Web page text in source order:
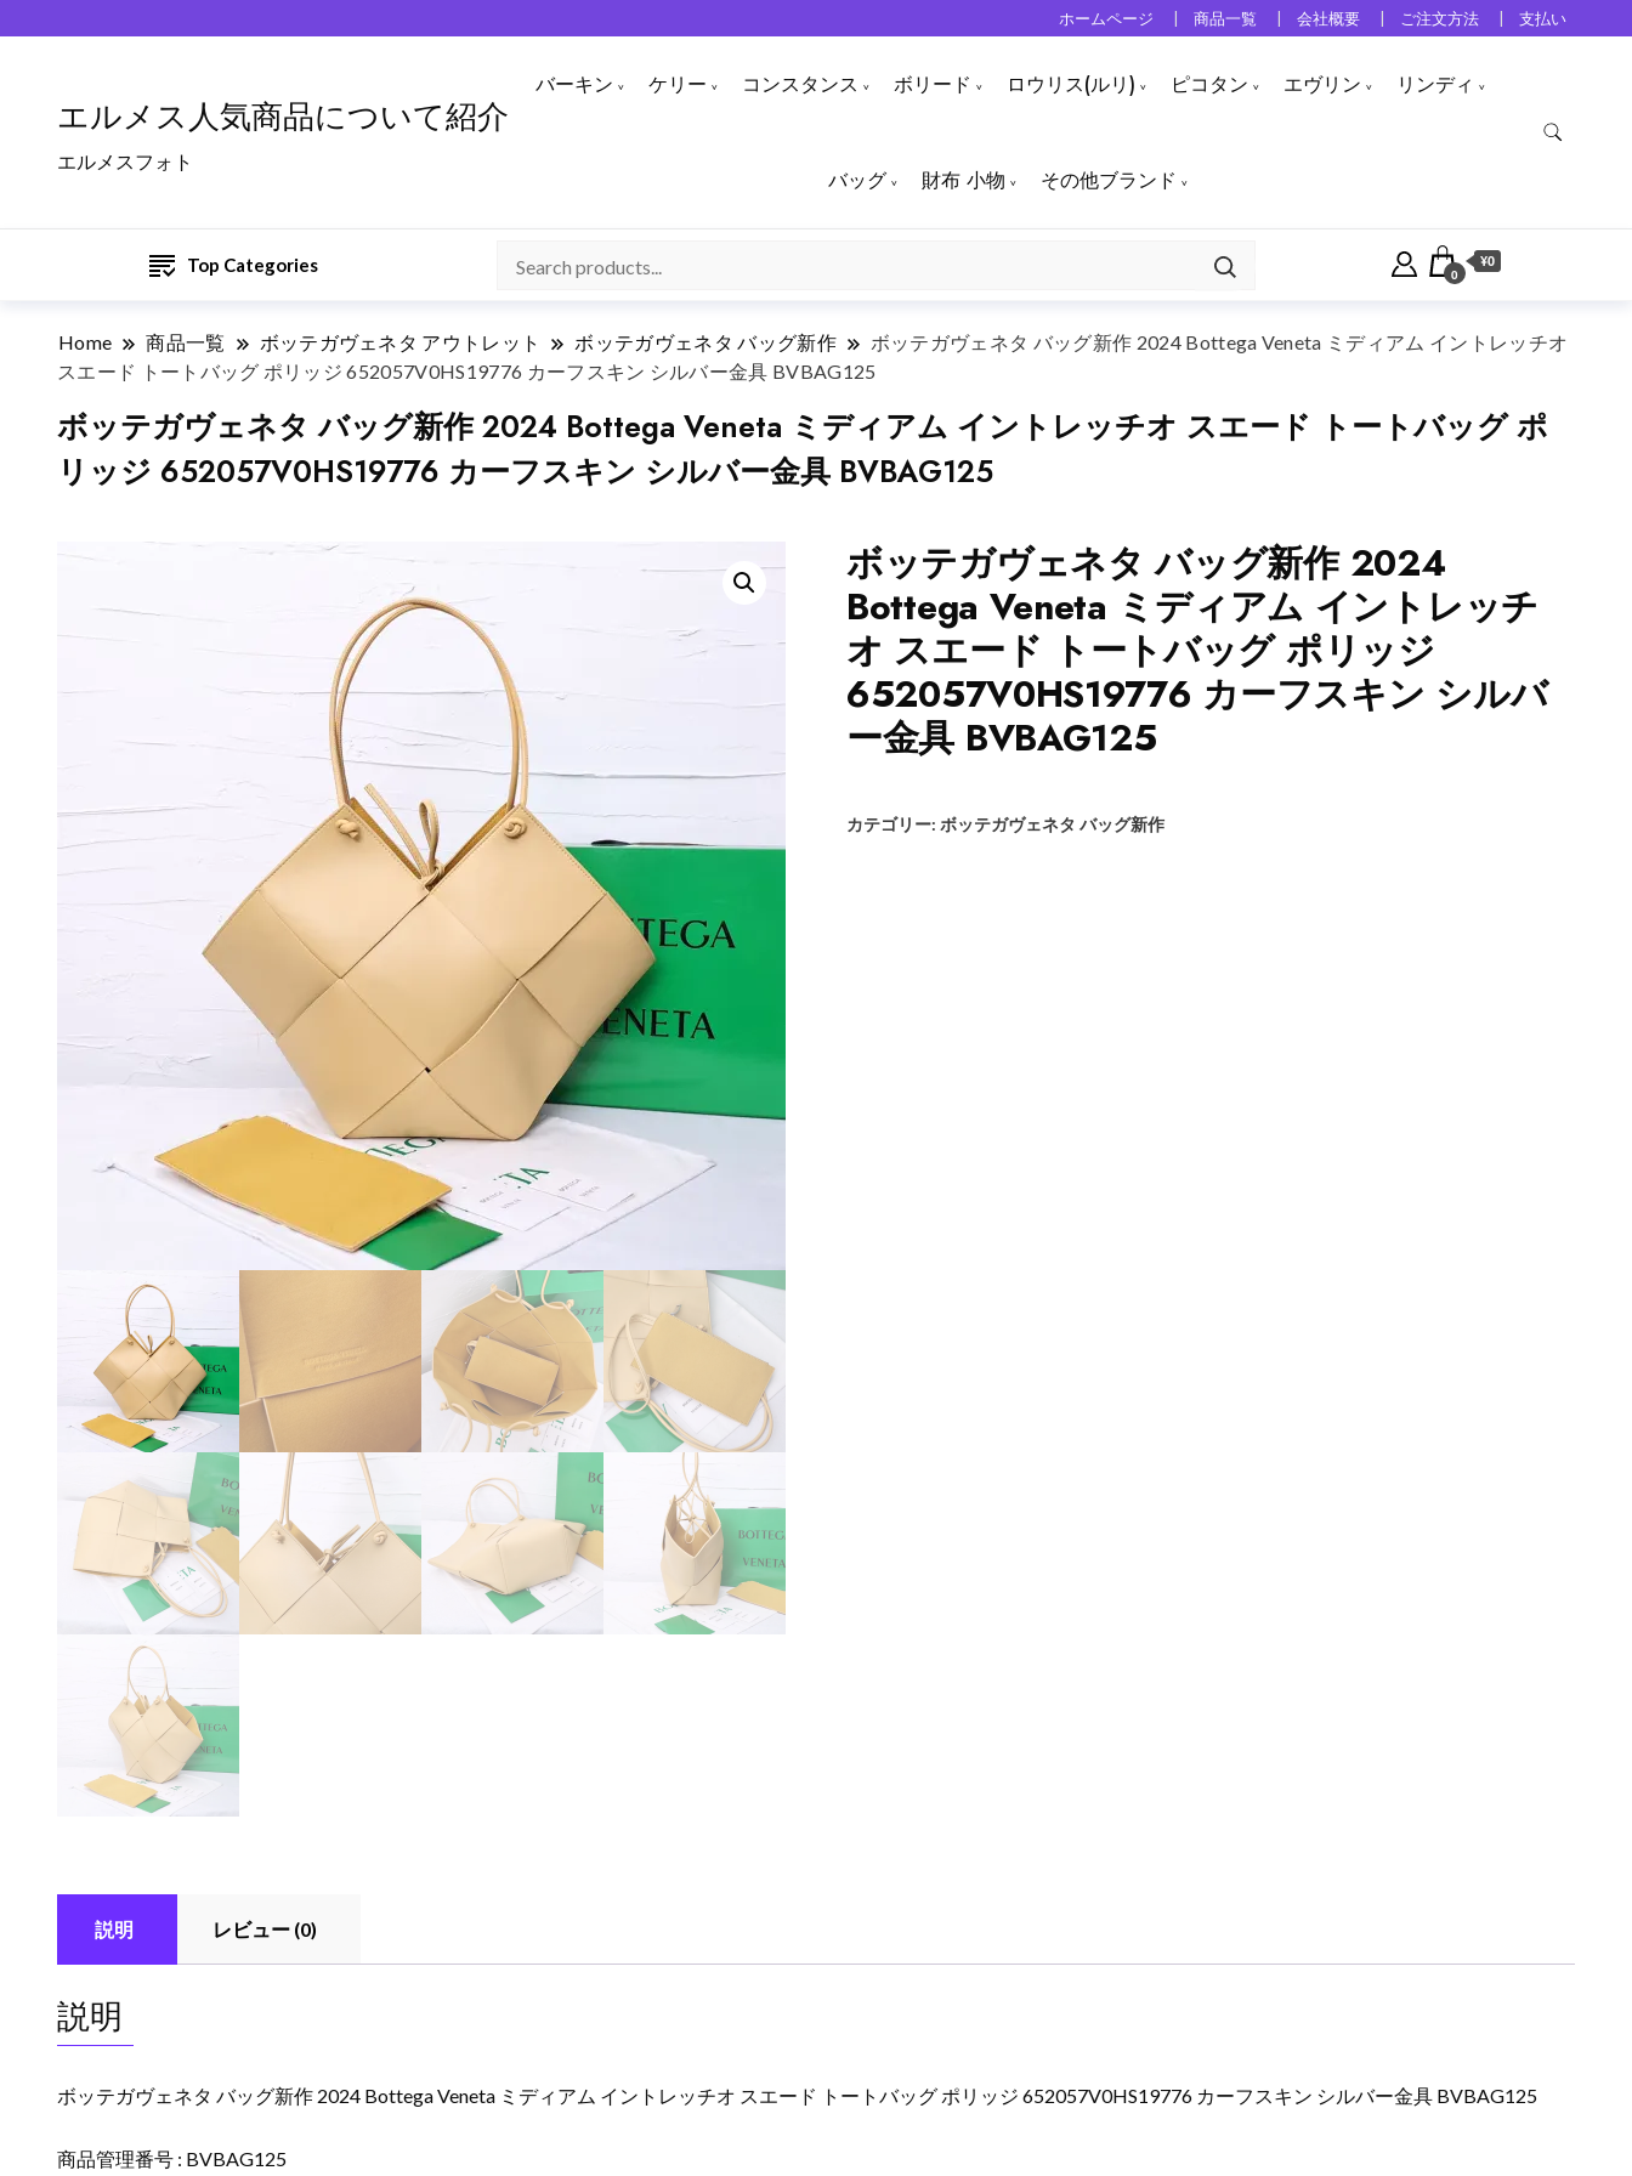
ホームページ 商品一覧 会社概要 ご注文方法 支払い
エルメス人気商品について紹介
エルメスフォト
バーキン ケリー コンスタンス ボリード ロウリス(ルリ) ピコタン エヴリン リンディ
バッグ 財布 小物 その他ブランド
Top Categories 0
¥0
Home 商品一覧 ボッテガヴェネタ アウトレット ボッテガヴェネタ バッグ新作
ボッテガヴェネタ バッグ新作 2024 Bottega Veneta ミディアム イントレッチオ
スエード トートバッグ ポリッジ 652057V0HS19776 カーフスキン シルバー金具 BVBAG125
ボッテガヴェネタ バッグ新作 2024 Bottega Veneta ミディアム イントレッチオ スエード トートバッグ ポ
リッジ 652057V0HS19776 カーフスキン シルバー金具 BVBAG125
ボッテガヴェネタ バッグ新作 2024
Bottega Veneta ミディアム イントレッチ
オ スエード トートバッグ ポリッジ
652057V0HS19776 カーフスキン シルバ
ー金具 BVBAG125
カテゴリー: ボッテガヴェネタ バッグ新作
説明 レビュー (0)
説明
ボッテガヴェネタ バッグ新作 2024 Bottega Veneta ミディアム イントレッチオ スエード トートバッグ ポリッジ 652057V0HS19776 カーフスキン シルバー金具 BVBAG125
商品管理番号 : BVBAG125